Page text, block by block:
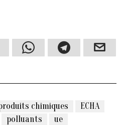
chimiques
ECHA
polluants
ue